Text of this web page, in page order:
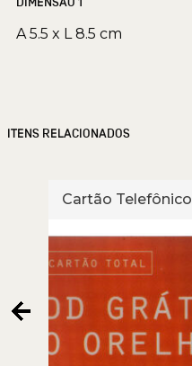
A 5.5 x L 8.5 cm
ITENS RELACIONADOS
Cartão Telefônico